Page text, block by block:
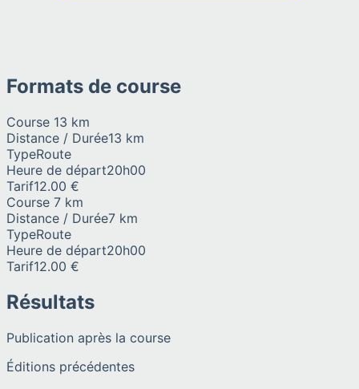
Formats de course
Course 13 km
Distance / Durée13 km
TypeRoute
Heure de départ20h00
Tarif12.00 €
Course 7 km
Distance / Durée7 km
TypeRoute
Heure de départ20h00
Tarif12.00 €
Résultats
Publication après la course
Éditions précédentes